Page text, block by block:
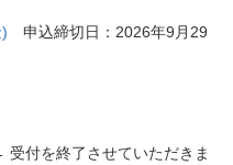
申込締切日：2026年9月29
付を終了させていただきま